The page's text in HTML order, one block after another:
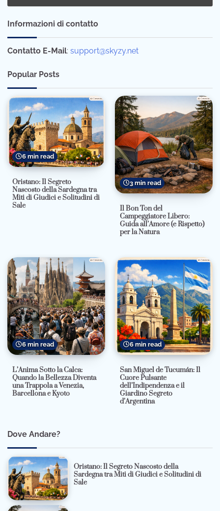
Informazioni di contatto
Contatto E-Mail: support@skyzy.net
Popular Posts
6 min read
Oristano: Il Segreto
Nascosto della Sardegna tra
Miti di Giudici e Solitudini di
Sale
3 min read
Il Bon Ton del
Campeggiatore Libero:
Guida all’Amore (e Rispetto)
per la Natura
6 min read
L’Anima Sotto la Calca:
Quando la Bellezza Diventa
una Trappola a Venezia,
Barcellona e Kyoto
6 min read
San Miguel de Tucumán: Il
Cuore Pulsante
dell’Indipendenza e il
Giardino Segreto
d’Argentina
Dove Andare?
Oristano: Il Segreto Nascosto della
Sardegna tra Miti di Giudici e Solitudini di
Sale